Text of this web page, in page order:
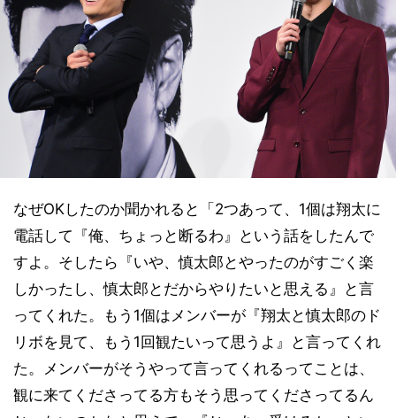
なぜOKしたのか聞かれると「2つあって、1個は翔太に
電話して『俺、ちょっと断るわ』という話をしたんで
すよ。そしたら『いや、慎太郎とやったのがすごく楽
しかったし、慎太郎とだからやりたいと思える』と言
ってくれた。もう1個はメンバーが『翔太と慎太郎のド
リボを見て、もう1回観たいって思うよ』と言ってくれ
た。メンバーがそうやって言ってくれるってことは、
観に来てくださってる方もそう思ってくださってるん